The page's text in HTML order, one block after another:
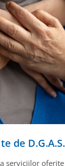
de
serviciilor